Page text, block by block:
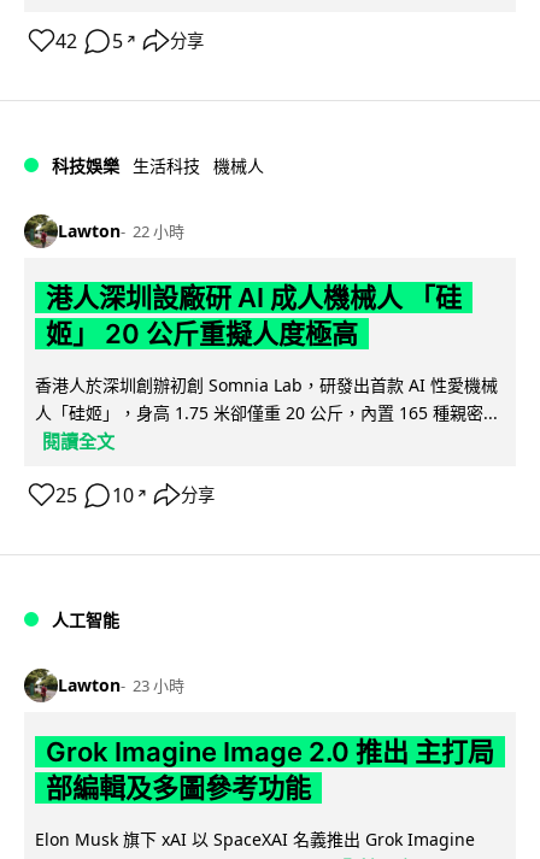
42 5 ↗ 分享
科技娛樂 生活科技 機械人
Lawton 22 小時
港人深圳設廠研 AI 成人機械人 「硅
姬」 20 公斤重擬人度極高
香港人於深圳創辦初創 Somnia Lab，研發出首款 AI 性愛機械
人「硅姬」，身高 1.75 米卻僅重 20 公斤，內置 165 種親密...
閱讀全文
25 10 ↗ 分享
人工智能
Lawton 23 小時
Grok Imagine Image 2.0 推出 主打局
部編輯及多圖參考功能
Elon Musk 旗下 xAI 以 SpaceXAI 名義推出 Grok Imagine